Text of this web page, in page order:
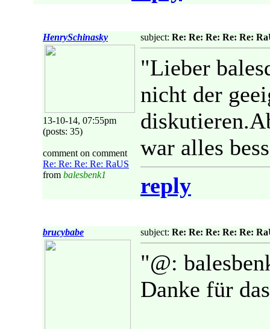
HenrySchinasky
13-10-14, 07:55pm
(posts: 35)
comment on comment
Re: Re: Re: Re: RaUS
from balesbenk1
subject: Re: Re: Re: Re: Re:
"Lieber
nicht der
war alles
reply
brucybabe subject: Re: Re: Re: Re: Re:
"@:
Danke für